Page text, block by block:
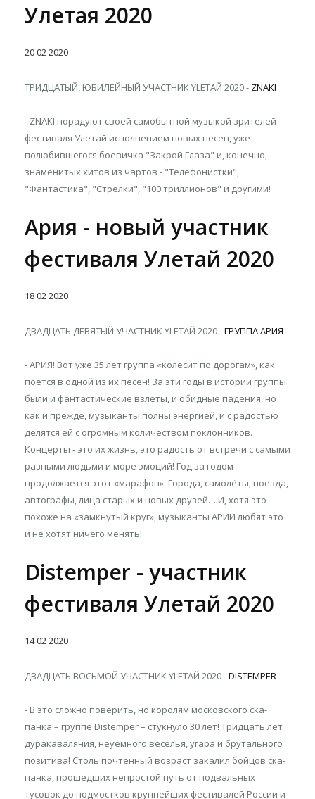
Улетая 2020
20022020
ТРИДЦАТЫЙ, ЮБИЛЕЙНЫЙ УЧАСТНИК YLETAЙ 2020 - ZNAKI
- ZNAKI порадуют своей самобытной музыкой зрителей
фестиваля Улетай исполнением новых песен, уже
полюбившегося боевичка "Закрой Глаза" и, конечно,
знаменитых хитов из чартов - "Телефонистки",
"Фантастика", "Стрелки", "100 триллионов" и другими!
Ария - новый участник
фестиваля Улетай 2020
18022020
ДВАДЦАТЬ ДЕВЯТЫЙ УЧАСТНИК YLETAЙ 2020 -ГРУППА АРИЯ
- АРИЯ! Вот уже 35 лет группа «колесит по дорогам», как
поётся в одной из их песен! За эти годы в истории группы
были и фантастические взлёты, и обидные падения, но
как и прежде, музыканты полны энергией, и с радостью
делятся ей с огромным количеством поклонников.
Концерты - это их жизнь, это радость от встречи с самыми
разными людьми и море эмоций! Год за годом
продолжается этот «марафон». Города, самолёты, поезда,
автографы, лица старых и новых друзей… И, хотя это
похоже на «замкнутый круг», музыканты АРИИ любят это
и не хотят ничего менять!
Distemper - участник
фестиваля Улетай 2020
14022020
ДВАДЦАТЬ ВОСЬМОЙ УЧАСТНИК YLETAЙ 2020 -DISTEMPER
- В это сложно поверить, но королям московского ска-
панка – группе Distemper – стукнуло 30 лет! Тридцать лет
дуракаваляния, неуёмного веселья, угара и брутального
позитива! Столь почтенный возраст закалил бойцов ска-
панка, прошедших непростой путь от подвальных
тусовок до подмостков крупнейших фестивалей России и